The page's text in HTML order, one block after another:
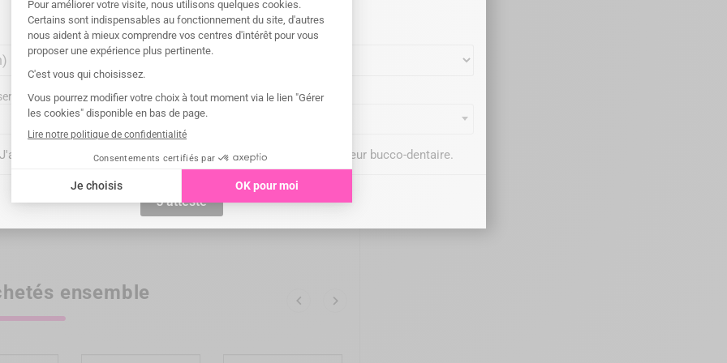
ensemble  
Merci de sélectionner le pays pour lalivraison.
elles livrées ?
vous confirmez être un professionnel de santé du secteur bucco-dentaire.
J'atteste